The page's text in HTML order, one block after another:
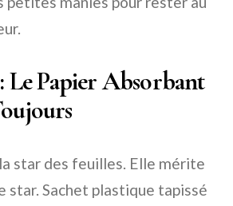
Le Papier Absorbant
la star des feuilles. Elle mérite
star. Sachet plastique tapissé